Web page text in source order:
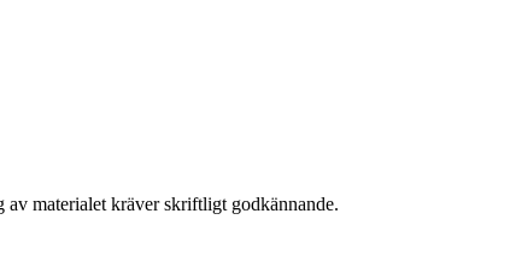
materialet kräver skriftligt godkännande.